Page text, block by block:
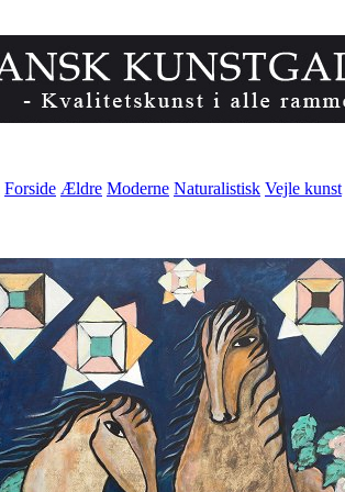
Forside Ældre Moderne Naturalistisk Vejle kunst